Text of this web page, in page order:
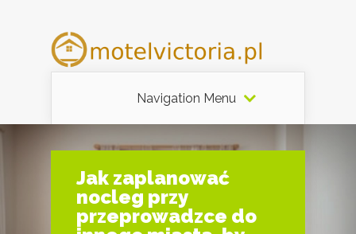
Navigation Menu
Jak zaplanować
nocleg przy
przeprowadzce do